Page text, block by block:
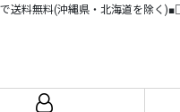
送料無料(沖縄県・北海道を除く)■□